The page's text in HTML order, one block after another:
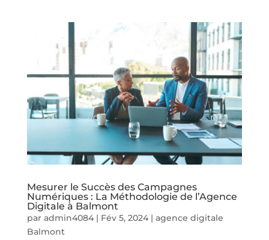
Mesurer le Succès des Campagnes
Numériques : La Méthodologie de l’Agence
Digitale à Balmont
par admin4084| Fév 5, 2024| agence digitale
Balmont